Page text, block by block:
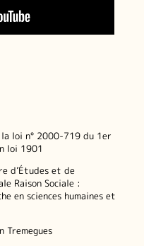
loi n° 2000-719 du 1er
loi 1901
d’Études et de
Raison Sociale :
en sciences humaines et
Tremegues